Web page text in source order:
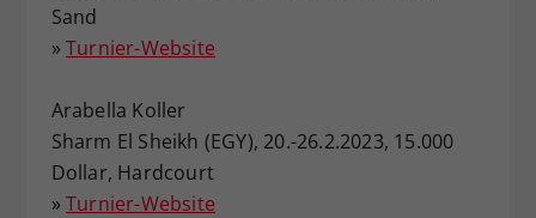
Sand
» Turnier-Website
Arabella Koller
Sharm El Sheikh (EGY), 20.-26.2.2023, 15.000
Dollar, Hardcourt
» Turnier-Website